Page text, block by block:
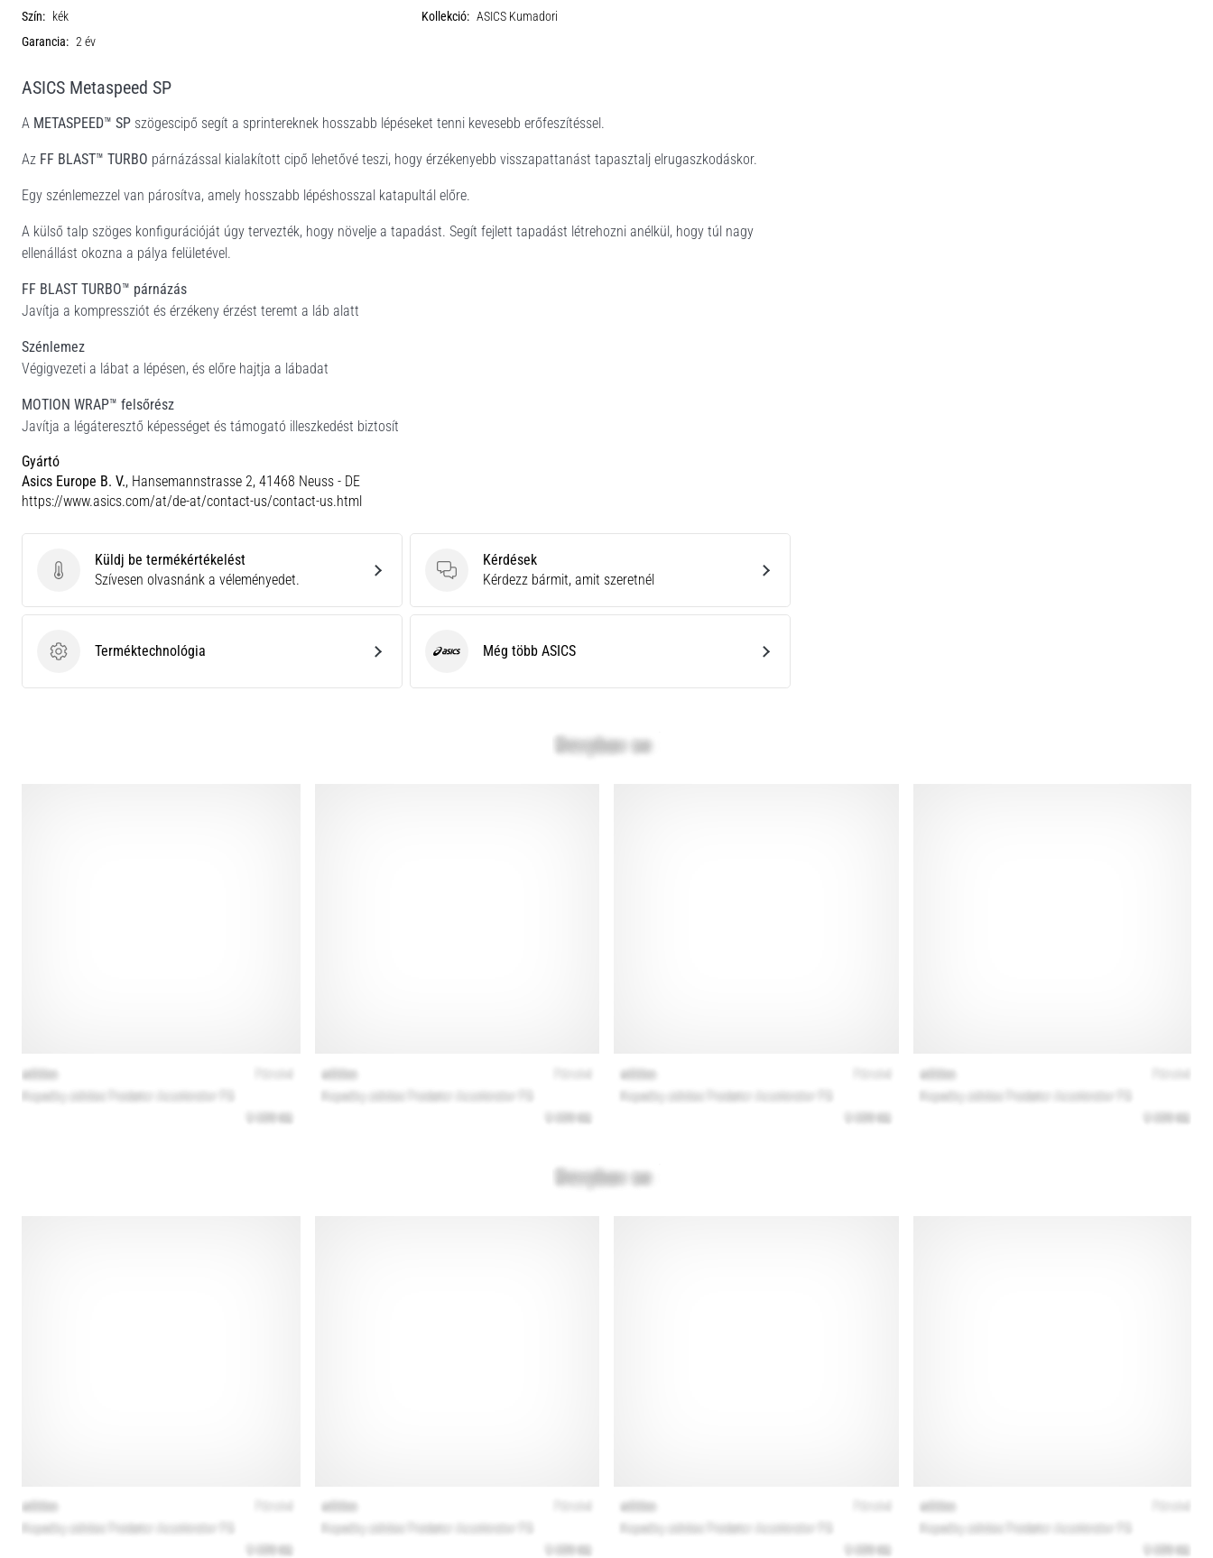
Szín: kék Kollekció: ASICS Kumadori
Garancia: 2 év
ASICS Metaspeed SP
A METASPEED™ SP szögescipő segít a sprintereknek hosszabb lépéseket tenni kevesebb erőfeszítéssel.
Az FF BLAST™ TURBO párnázással kialakított cipő lehetővé teszi, hogy érzékenyebb visszapattanást tapasztalj elrugaszkodáskor.
Egy szénlemezzel van párosítva, amely hosszabb lépéshosszal katapultál előre.
A külső talp szöges konfigurációját úgy tervezték, hogy növelje a tapadást. Segít fejlett tapadást létrehozni anélkül, hogy túl nagy
ellenállást okozna a pálya felületével.
FF BLAST TURBO™ párnázás
Javítja a kompressziót és érzékeny érzést teremt a láb alatt
Szénlemez
Végigvezeti a lábat a lépésen, és előre hajtja a lábadat
MOTION WRAP™ felsőrész
Javítja a légáteresztő képességet és támogató illeszkedést biztosít
Gyártó
Asics Europe B. V., Hansemannstrasse 2, 41468 Neuss - DE
https://www.asics.com/at/de-at/contact-us/contact-us.html
Küldj be termékértékelést
Küldj be termékértékelést
Szívesen olvasnánk a véleményedet.
Kérdések
Kérdések
Kérdezz bármit, amit szeretnél
Terméktechnológia
Terméktechnológia ASICS Még több ASICS